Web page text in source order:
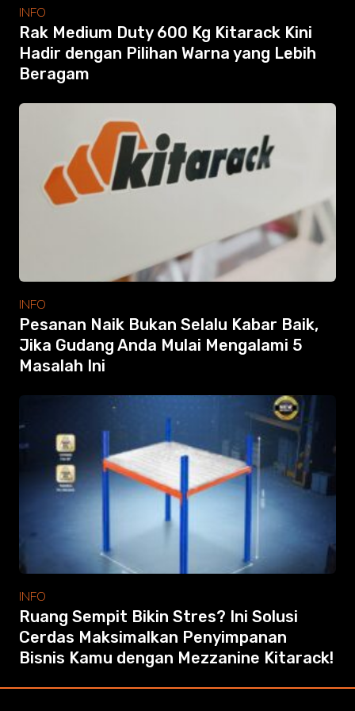
Accessories
Info
Gallery
Photo
Video
Contact
INFO
Rak Medium Duty 600 Kg Kitarack Kini
Hadir dengan Pilihan Warna yang Lebih
Beragam
INFO
Pesanan Naik Bukan Selalu Kabar Baik,
Jika Gudang Anda Mulai Mengalami 5
Masalah Ini
INFO
Ruang Sempit Bikin Stres? Ini Solusi
Cerdas Maksimalkan Penyimpanan
Bisnis Kamu dengan Mezzanine Kitarack!